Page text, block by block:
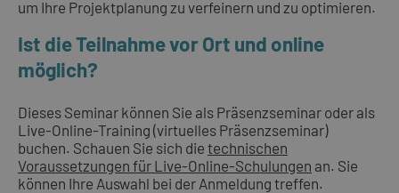
um Ihre Projektplanung zu verfeinern und zu optimieren.
Ist die Teilnahme vor Ort und online
möglich?
Dieses Seminar können Sie als Präsenzseminar oder als
Live-Online-Training (virtuelles Präsenzseminar)
buchen. Schauen Sie sich die technischen
Voraussetzungen für Live-Online-Schulungen an. Sie
können Ihre Auswahl bei der Anmeldung treffen.